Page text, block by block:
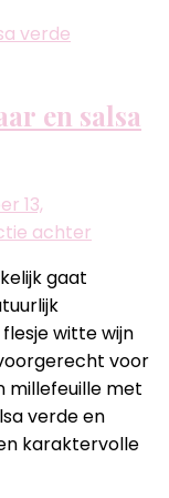
en salsa
13,
achter
salsa
verde
gaat
witte wijn
voor
millefeuille met
verde en
karaktervolle